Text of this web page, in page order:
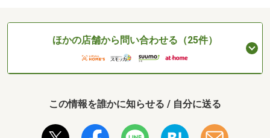
ほかの店舗から問い合わせる（25件）
この情報を誰かに知らせる / 自分に送る